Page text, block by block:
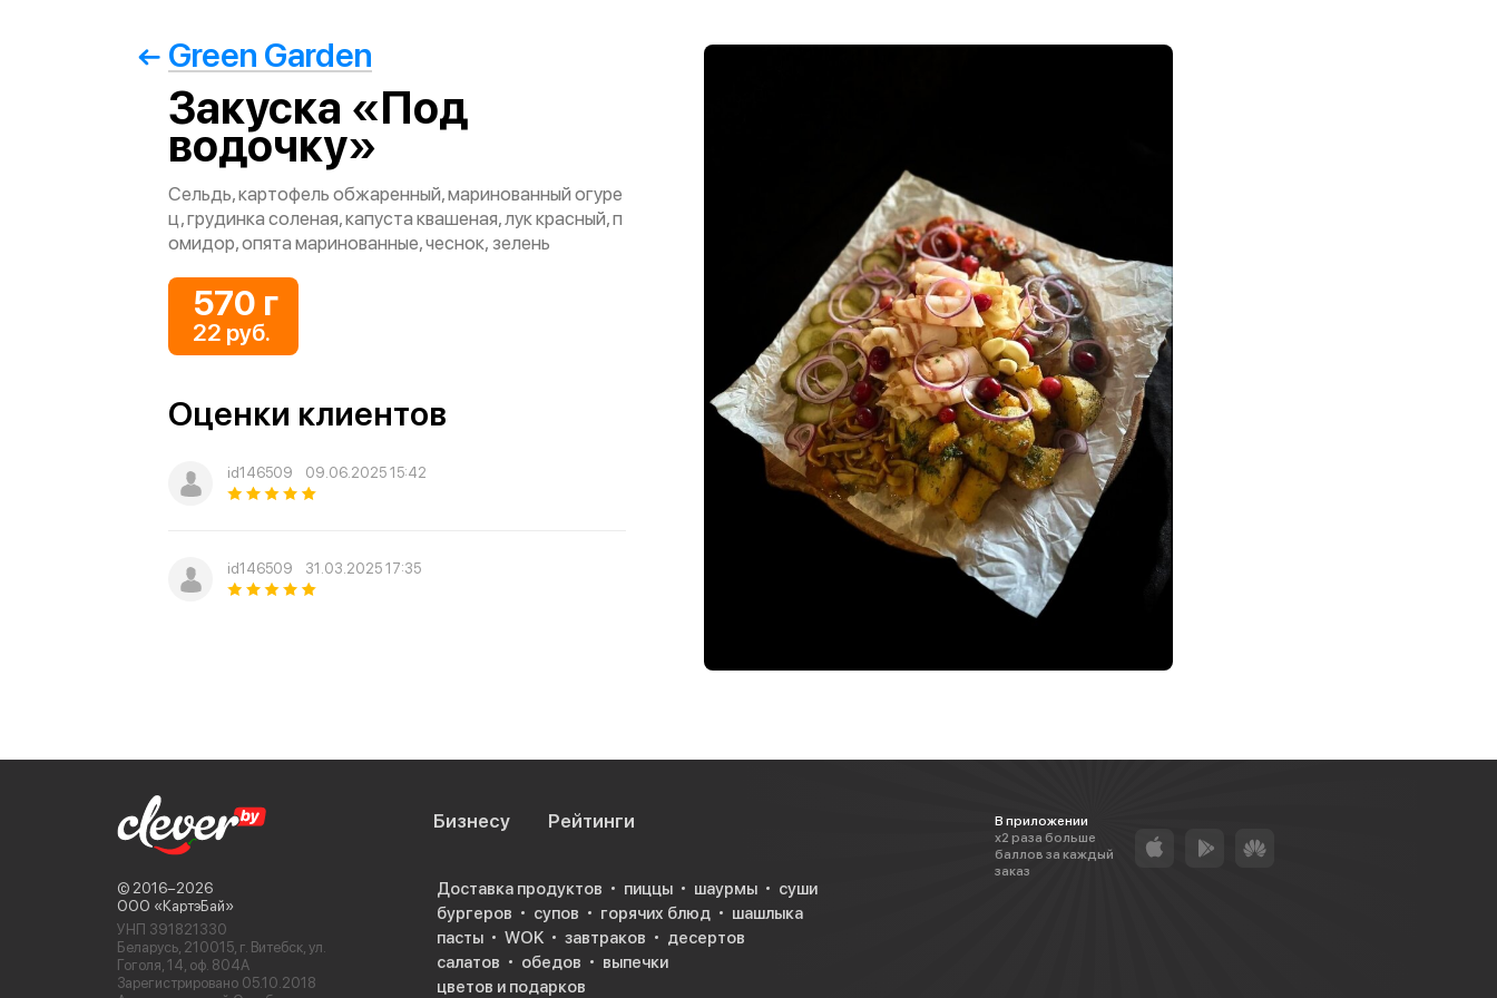
Green Garden
Закуска «Под
водочку»
Сельдь, картофель обжаренный, маринованный огуре
ц, грудинка соленая, капуста квашеная, лук красный, п
омидор, опята маринованные, чеснок, зелень
570 г
22 руб.
Оценки клиентов
id146509 09.06.2025 15:42
id146509 31.03.2025 17:35
© 2016−2026
ООО «КартэБай»
УНП 391821330
Беларусь, 210015, г. Витебск, ул.
Гоголя, 14, оф. 804А
Зарегистрировано 05.10.2018
Бизнесу Рейтинги
В приложении
х2 раза больше
баллов за каждый
заказ
Доставка продуктов пиццы шаурмы
суши
бургеров
супов горячих блюд
шашлыка
пасты
WOK завтраков
десертов
салатов
обедов
выпечки
цветов и подарков